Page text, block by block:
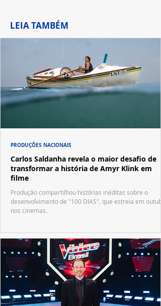
LEIA TAMBÉM
Carlos Saldanha revela o maior desafio de
transformar a história de Amyr Klink em
filme
Produção compartilhou histórias inéditas sobre o
desenvolvimento de "100 DIAS", que estreia em
nos cinemas.
PRODUÇÕES NACIONAIS